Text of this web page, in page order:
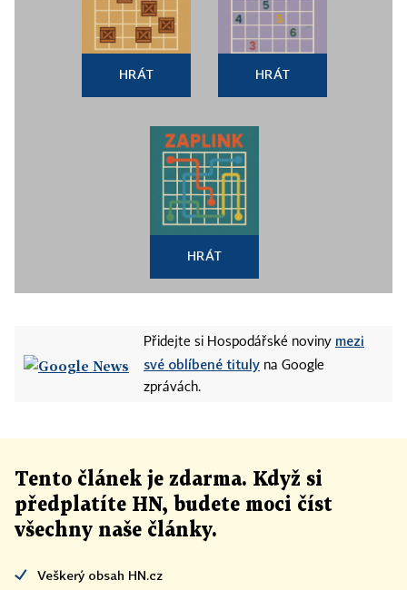
HRÁT HRÁT
HRÁT
Přidejte si Hospodářské noviny mezi
své oblíbené tituly na Google
zprávách.
Tento článek je zdarma. Když si
předplatíte HN, budete moci číst
všechny naše články.
Veškerý obsah HN.cz